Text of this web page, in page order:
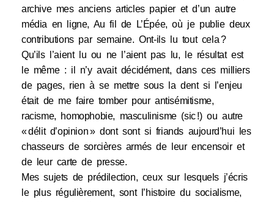
archive mes anciens articles papier et d’un autre
média en ligne, Au fil de L’Épée, où je publie deux
contributions par semaine. Ont-ils lu tout cela ?
Qu’ils l’aient lu ou ne l’aient pas lu, le résultat est
le même : il n’y avait décidément, dans ces milliers
de pages, rien à se mettre sous la dent si l’enjeu
était de me faire tomber pour antisémitisme,
racisme, homophobie, masculinisme (sic !) ou autre
« délit d’opinion » dont sont si friands aujourd’hui les
chasseurs de sorcières armés de leur encensoir et
de leur carte de presse.
Mes sujets de prédilection, ceux sur lesquels j’écris
le plus régulièrement, sont l’histoire du socialisme,